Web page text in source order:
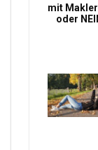
mit
oder